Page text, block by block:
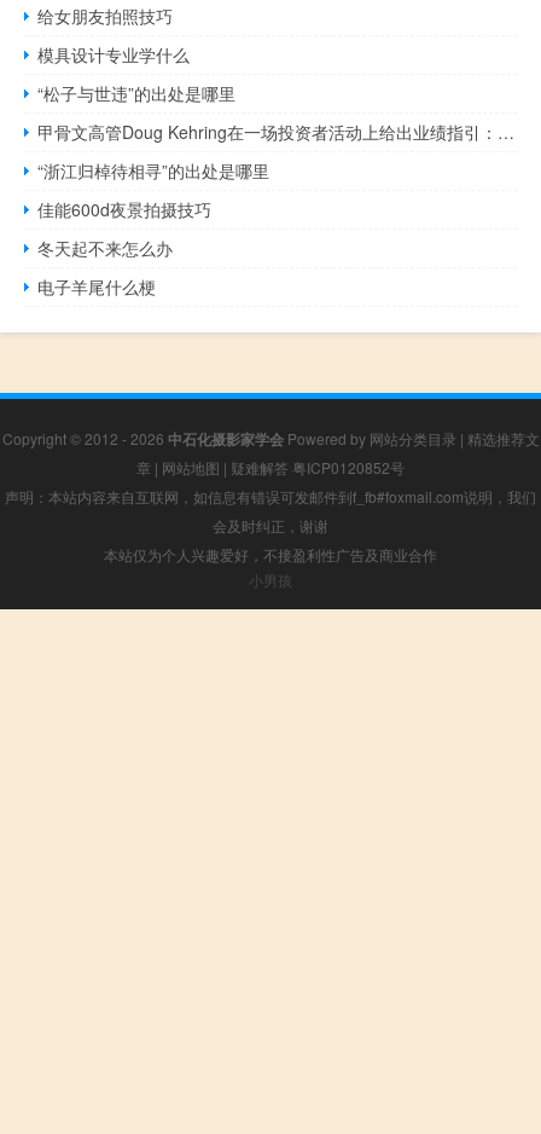
给女朋友拍照技巧
模具设计专业学什么
“松子与世违”的出处是哪里
甲骨文高管Doug Kehring在一场投资者活动上给出业绩指引：公司确认到2026财年650亿美元的销售指引
“浙江归棹待相寻”的出处是哪里
佳能600d夜景拍摄技巧
冬天起不来怎么办
电子羊尾什么梗
Copyright © 2012 - 2026 中石化摄影家学会Powered by 网站分类目录 | 精选推荐文
章 | 网站地图 | 疑难解答 粤ICP0120852号
声明：本站内容来自互联网，如信息有错误可发邮件到f_fb#foxmail.com说明，我们
会及时纠正，谢谢
本站仅为个人兴趣爱好，不接盈利性广告及商业合作
小男孩